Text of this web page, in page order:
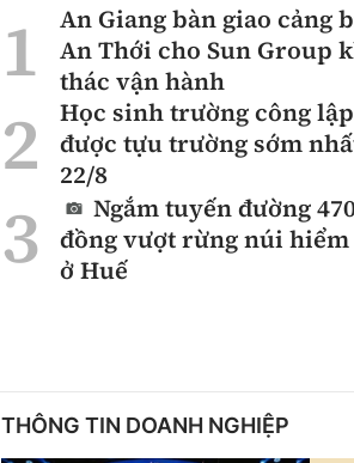
An Giang bàn giao cảng
An Thới cho Sun Group
thác vận hành
Học sinh trường công lập
được tựu trường sớm
22/8
Ngắm tuyến đường
đồng vượt rừng núi
ở Huế
THÔNG TIN DOANH NGHIỆP